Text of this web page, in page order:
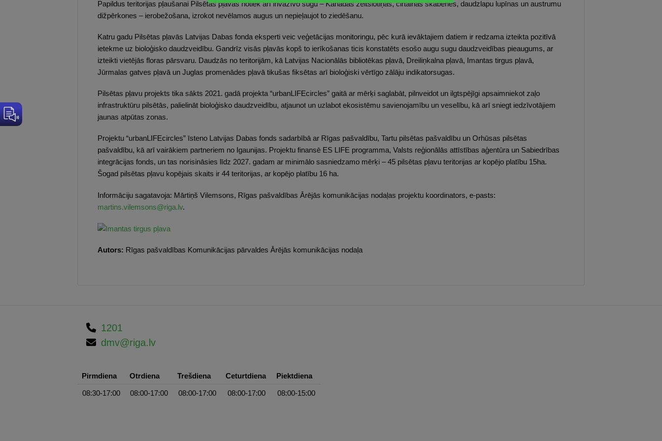
Papildus teritorijas pļaušanai Pilsētas pļavās notiek arī invazīvo sugu – Kanādas zeltslotiņas, cirtainās skābenes, daudzlapu lupīnas un austrumu
dižpērkones – ierobežošana, izrokot nevēlamos augus un nepieļaujot to ziedēšanu.
Katru gadu Pilsētas pļavās Latvijas Dabas fonda eksperti veic veģetācijas monitoringu, pēc kurā ievāktajiem datiem ir redzama izteikta pozitīvā
ietekme uz bioloģisko daudzveidību. Gandrīz visās pļavās kopš to ierīkošanas ticis konstatēts esošo augu sugu daudzveidības pieaugums, ar
izteikti vietējās floras pārsvaru. Daudzās no teritorijām, kā Latvijas Nacionālās bibliotēkas pļavā, Dreiliņkalna pļavā, Imantas tirgus pļavā,
Jūrmalas gatves pļavā un Juglas promenādes pļavā tikušas fiksētas arī bioloģiski vērtīgo zālāju indikatorsugas.
Pilsētas pļavu projekts tika sākts 2021. gadā projekta “urbanLIFEcircles” gaitā ar mērķi saglabāt, pilnveidot un ilgtspējīgi apsaimniekot zaļo
infrastruktūru pilsētās, palielināt bioloģisko daudzveidību, atjaunot un uzlabot ekosistēmu savienojamību un veselību, kā arī sniegt iedzīvotājiem
jaunas atpūtas zonas.
Projektu “urbanLIFEcircles” īsteno Latvijas Dabas fonds sadarbībā ar Rīgas pašvaldību, Tartu pilsētas pašvaldību un Orhūsas pilsētas
pašvaldību, kā arī vairākiem partneriem no Igaunijas. Projektu finansē ES LIFE programma, Valsts reģionālās attīstības aģentūra un Sabiedrības
integrācijas fonds, un tas norisināsies līdz 2027. gadam ar minimālo sasniedzamo mērķi – 45 pilsētas pļavu teritorijas ar kopējo platību 15ha.
Šogad pilsētas pļavu kopējais skaits ir 44 teritorijas, ar kopējo platību 16 ha.
Informāciju sagatavoja: Mārtiņš Vilemsons, Rīgas pašvaldības Ārējās komunikācijas nodaļas projektu koordinators, e-pasts:
martins.vilemsons@riga.lv.
Autors: Rīgas pašvaldības Komunikācijas pārvaldes Ārējās komunikācijas nodaļa
1201
dmv@riga.lv
Pirmdiena Otrdiena Trešdiena Ceturtdiena Piektdiena
08:30-17:00 08:00-17:00 08:00-17:00 08:00-17:00 08:00-15:00